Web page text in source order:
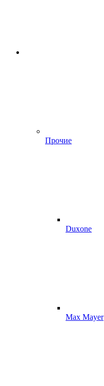
Прочие
Duxone
Max Mayer